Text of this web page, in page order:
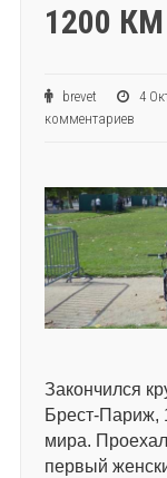
1200
brevet 4
комментариев
Закончился
Брест-Париж,
мира.
первый